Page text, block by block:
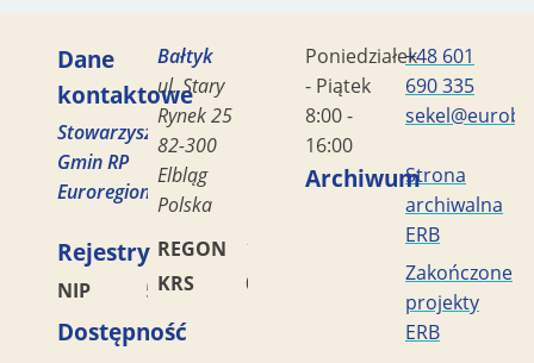
Dane
kontaktowe
Stowarzyszenie
Gmin RP
Euroregion
Bałtyk
ul. Stary
Rynek 25
82-300
Elbląg
Polska
Rejestry
NIP 5782449856
REGON
170419477
KRS
0000042453
Dostępność
Poniedziałek
- Piątek
8:00 -
16:00
+48 601
690 335
ArchiwumStrona
archiwalna
ERB
Zakończone
projekty
ERB